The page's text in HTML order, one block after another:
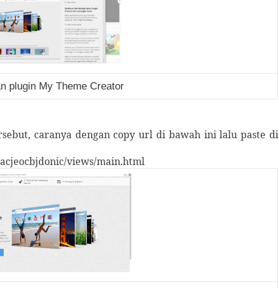
plugin My Theme Creator
caranya dengan copy url di bawah ini lalu paste di
views/main.html